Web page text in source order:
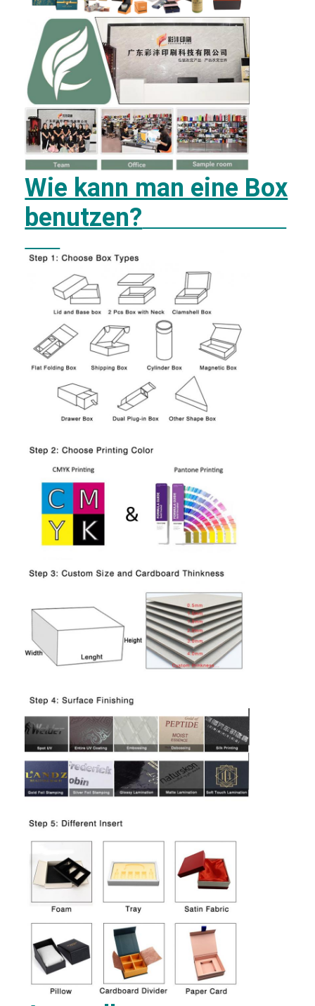
Heim
Werksbesichtigung
Qualitätskontrolle
Kontaktieren Sie uns
Neuigkeiten
Verpackungskartondruck
Kosmetischer Verpackenkasten
Elektronik-Verpackungsbox
Papiergeschenktaschen
Steife Geschenkbox
Wie kann man eine Box
benutzen?